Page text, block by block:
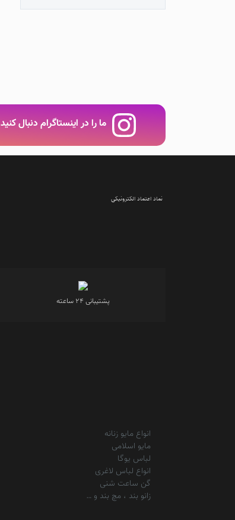
ما را در اینستاگرام دنبال کنید
نماد اعتماد الکترونیکی
پشتیبانی 24 ساعته
انواع مایو زنانه
مایو اسلامی
لباس یوگا
انواع لباس لاغری
گن ساعت شنی
زانو بند ، مچ بند و …